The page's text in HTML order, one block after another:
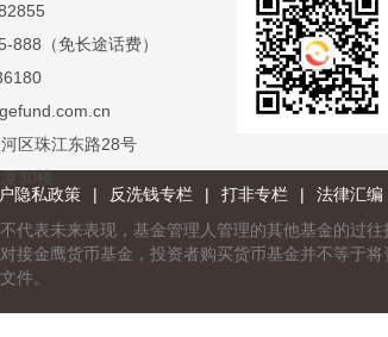
888（免长途话费）
河区珠江东路28号
30楼
隐私政策 | 反洗钱专栏 | 打非专栏 | 法律汇编
代表未来表现，基金管理人管理的其他基金的过
接金鹰货币基金，投资者购买货币基金并不等于
件。